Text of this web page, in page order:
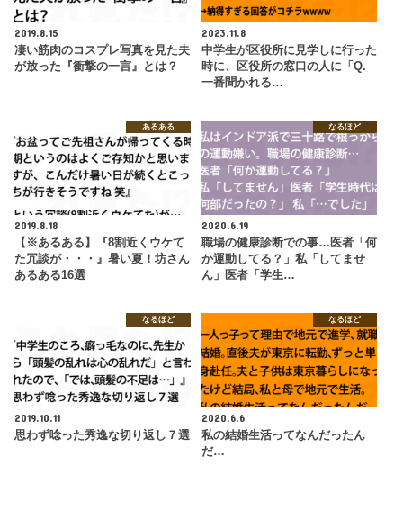
2019.8.15
凄い筋肉のコスプレ写真を見た夫
が放った『衝撃の一言』とは？
2023.11.8
中学生が区役所に見学しに行った
時に、区役所の窓口の人に「Q.
一番聞かれる…
あるある
2019.8.18
【※あるある】『8割近くウケて
た冗談が・・・』暑い夏！坊さん
あるある16選
なるほど
2020.6.19
職場の健康診断での事…医者「何
か運動してる？」私「してませ
ん」医者「学生…
なるほど
2019.10.11
思わず唸った秀逸な切り返し７選
なるほど
2020.6.6
私の結婚生活ってなんだったん
だ…